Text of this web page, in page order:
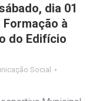
dia 01
Formação à
do Edifício
Social